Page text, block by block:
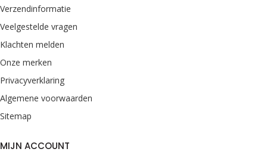
Verzendinformatie
Veelgestelde vragen
Klachten melden
Onze merken
Privacyverklaring
Algemene voorwaarden
Sitemap
MIJN ACCOUNT